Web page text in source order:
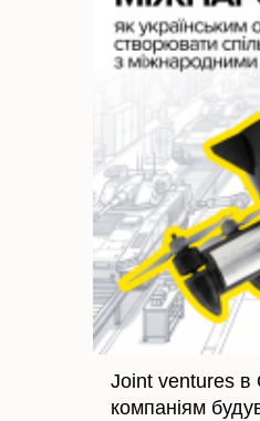
Joint ventures в
компаніям